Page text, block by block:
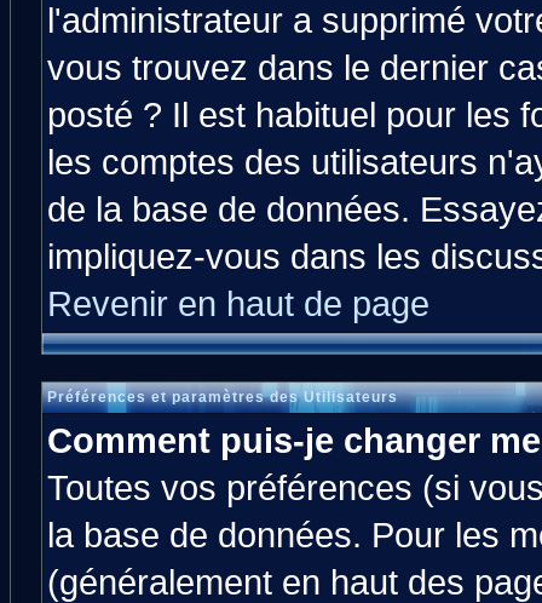
l'administrateur a supprimé
vous trouvez dans le dernier
posté ? Il est habituel pour les
les comptes des utilisateurs
de la base de données.
impliquez-vous dans les
Revenir en haut de page
Préférences et paramètres des Utilisateurs
Comment puis-je changer
Toutes vos préférences (si
la base de données. Pour les
(généralement en haut des